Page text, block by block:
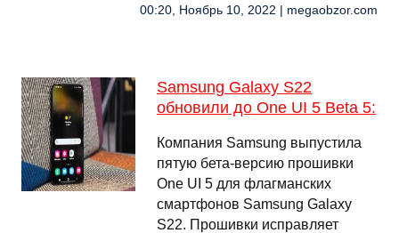
00:20, Ноябрь 10, 2022 | megaobzor.com
Samsung Galaxy S22
обновили до One UI 5 Beta 5:
Компания Samsung выпустила
пятую бета-версию прошивки
One UI 5 для флагманских
смартфонов Samsung Galaxy
S22. Прошивки исправляет